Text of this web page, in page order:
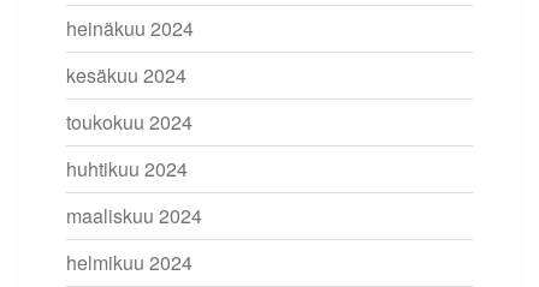
heinäkuu 2024
kesäkuu 2024
toukokuu 2024
huhtikuu 2024
maaliskuu 2024
helmikuu 2024